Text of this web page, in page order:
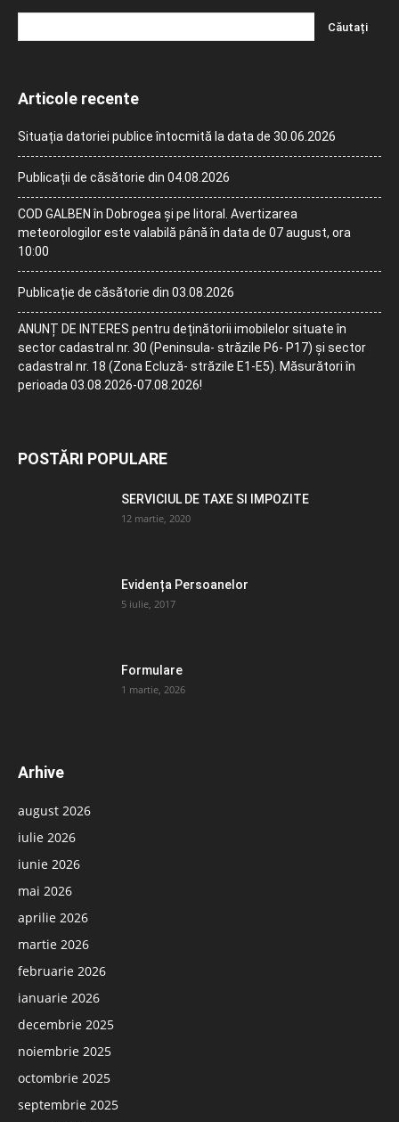
Articole recente
Situația datoriei publice întocmită la data de 30.06.2026
Publicații de căsătorie din 04.08.2026
COD GALBEN în Dobrogea și pe litoral. Avertizarea
meteorologilor este valabilă până în data de 07 august, ora
10:00
Publicație de căsătorie din 03.08.2026
ANUNȚ DE INTERES pentru deținătorii imobilelor situate în
sector cadastral nr. 30 (Peninsula- străzile P6- P17) și sector
cadastral nr. 18 (Zona Ecluză- străzile E1-E5). Măsurători în
perioada 03.08.2026-07.08.2026!
POSTĂRI POPULARE
SERVICIUL DE TAXE SI IMPOZITE
12 martie, 2020
Evidența Persoanelor
5 iulie, 2017
Formulare
1 martie, 2026
Arhive
august 2026
iulie 2026
iunie 2026
mai 2026
aprilie 2026
martie 2026
februarie 2026
ianuarie 2026
decembrie 2025
noiembrie 2025
octombrie 2025
septembrie 2025